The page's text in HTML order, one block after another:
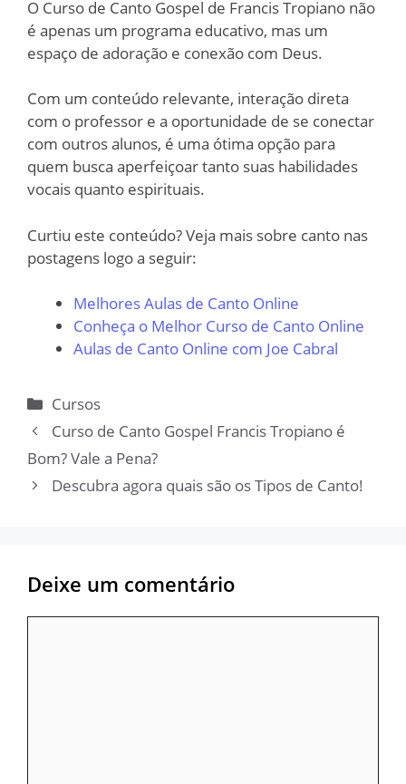
O Curso de Canto Gospel de Francis Tropiano não
é apenas um programa educativo, mas um
espaço de adoração e conexão com Deus.
Com um conteúdo relevante, interação direta
com o professor e a oportunidade de se conectar
com outros alunos, é uma ótima opção para
quem busca aperfeiçoar tanto suas habilidades
vocais quanto espirituais.
Curtiu este conteúdo? Veja mais sobre canto nas
postagens logo a seguir:
Melhores Aulas de Canto Online
Conheça o Melhor Curso de Canto Online
Aulas de Canto Online com Joe Cabral
Categorias
Cursos
Curso de Canto Gospel Francis Tropiano é
Bom? Vale a Pena?
Descubra agora quais são os Tipos de Canto!
Deixe um comentário